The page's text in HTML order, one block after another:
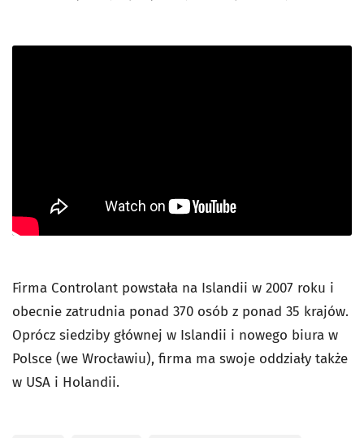
Firma Controlant powstała na Islandii w 2007 roku i
obecnie zatrudnia ponad 370 osób z ponad 35 krajów.
Oprócz siedziby głównej w Islandii i nowego biura w
Polsce (we Wrocławiu), firma ma swoje oddziały także
w USA i Holandii.